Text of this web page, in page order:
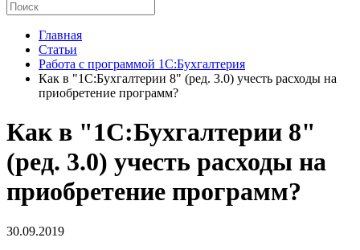
Главная
Статьи
Работа с программой 1С:Бухгалтерия
Как в "1С:Бухгалтерии 8" (ред. 3.0) учесть расходы на
приобретение программ?
Как в "1С:Бухгалтерии 8"
(ред. 3.0) учесть расходы на
приобретение программ?
30.09.2019